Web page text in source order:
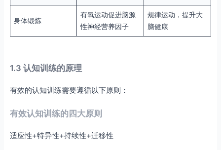
身体锻炼
有氧运动促进脑源
性神经营养因子
规律运动，提升大
脑健康
1.3 认知训练的原理
有效的认知训练需要遵循以下原则：
有效认知训练的四大原则
适应性+特异性+持续性+迁移性